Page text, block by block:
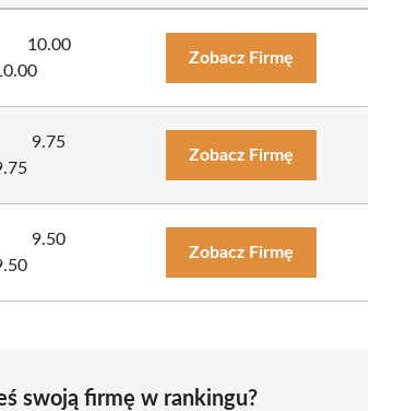
10.00
Zobacz Firmę
9.75
Zobacz Firmę
9.50
Zobacz Firmę
swoją firmę w rankingu?